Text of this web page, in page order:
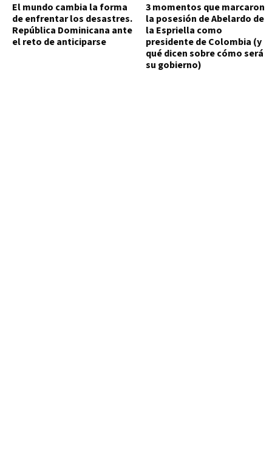
El mundo cambia la forma
de enfrentar los desastres.
República Dominicana ante
el reto de anticiparse
3 momentos que marcaron
la posesión de Abelardo de
la Espriella como
presidente de Colombia (y
qué dicen sobre cómo será
su gobierno)